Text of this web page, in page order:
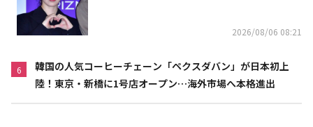
2026/08/06 08:21
6
韓国の人気コーヒーチェーン「ペクスダバン」が日本初上
陸！東京・新橋に1号店オープン…海外市場へ本格進出